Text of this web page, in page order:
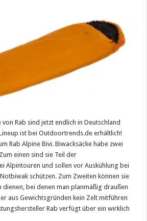
von Rab sind jetzt endlich in Deutschland
ist bei Outdoortrends.de erhältlich!
Rab Alpine Bivi. Biwacksäcke habe zwei
einen sind sie Teil der
Alpintouren und sollen vor Auskühlung bei
schützen. Zum Zweiten können sie
dienen, bei denen man planmäßig draußen
aus Gewichtsgründen kein Zelt mitführen
Rab verfügt über ein wirklich